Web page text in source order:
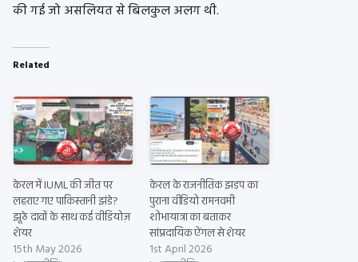
की गई जो असलियत से बिलकुल अलग थी.
Related
केरल में IUML की जीत पर
लहराए गए पाकिस्तानी झंडे?
झूठे दावों के साथ कई वीडियोज़
शेयर
15th May 2026
केरल के राजनीतिक झड़प का
पुराना वीडियो रामनवमी
शोभायात्रा का बताकर
सांप्रदायिक ऐंगल से शेयर
1st April 2026